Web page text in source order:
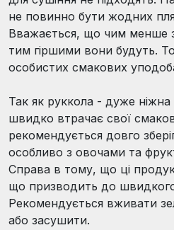
не повинно бути жодних
Вважається, що чим менше
тим гіршими вони будуть.
особистих смакових
Так як руккола - дуже
швидко втрачає свої
рекомендується довго
особливо з овочами та
Справа в тому, що ці
що призводить до
Рекомендується вживати
або засушити.